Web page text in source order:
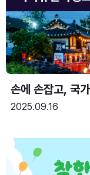
손에 손잡고, 국
2025.09.16